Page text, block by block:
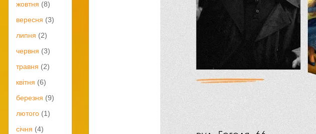
жовтня (8)
вересня (3)
липня (2)
червня (3)
травня (2)
квітня (6)
березня (9)
лютого (1)
січня (4)